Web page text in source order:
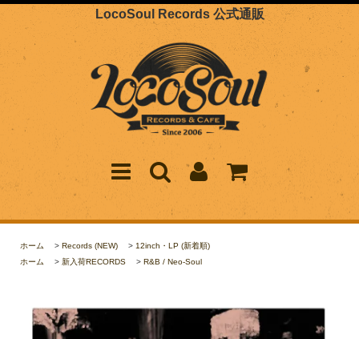
LocoSoul Records 公式通販
ホーム > Records (NEW) > 12inch・LP (新着順)
ホーム
> 新入荷RECORDS > R&B / Neo-Soul